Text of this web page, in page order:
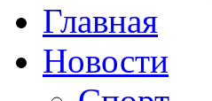
Главная
Новости